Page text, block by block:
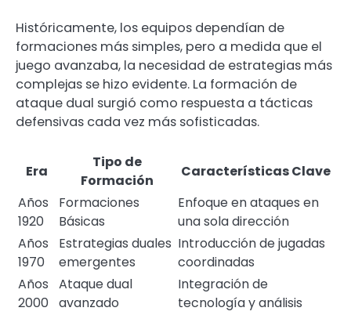
Históricamente, los equipos dependían de
formaciones más simples, pero a medida que el
juego avanzaba, la necesidad de estrategias más
complejas se hizo evidente. La formación de
ataque dual surgió como respuesta a tácticas
defensivas cada vez más sofisticadas.
Era
Tipo de
Formación
Características Clave
Años
1920
Formaciones
Básicas
Enfoque en ataques en
una sola dirección
Años
1970
Estrategias duales
emergentes
Introducción de jugadas
coordinadas
Años
2000
Ataque dual
avanzado
Integración de
tecnología y análisis